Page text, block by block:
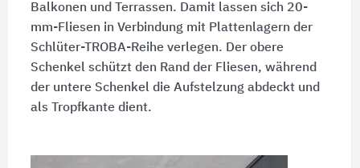
Balkonen und Terrassen. Damit lassen sich 20-
mm-Fliesen in Verbindung mit Plattenlagern der
Schlüter-TROBA-Reihe verlegen. Der obere
Schenkel schützt den Rand der Fliesen, während
der untere Schenkel die Aufstelzung abdeckt und
als Tropfkante dient.